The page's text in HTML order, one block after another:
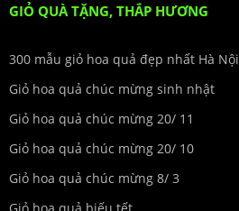
GIỎ QUÀ TẶNG, THẮP HƯƠNG
300 mẫu giỏ hoa quả đẹp nhất Hà Nội
Giỏ hoa quả chúc mừng sinh nhật
Giỏ hoa quả chúc mừng 20/ 11
Giỏ hoa quả chúc mừng 20/ 10
Giỏ hoa quả chúc mừng 8/ 3